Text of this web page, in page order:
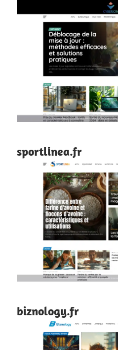
sportlinea.fr
biznology.fr